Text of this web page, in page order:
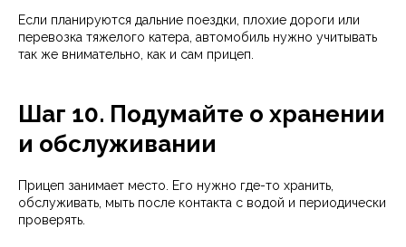
Если планируются дальние поездки, плохие дороги или
перевозка тяжелого катера, автомобиль нужно учитывать
так же внимательно, как и сам прицеп.
Шаг 10. Подумайте о хранении
и обслуживании
Прицеп занимает место. Его нужно где-то хранить,
обслуживать, мыть после контакта с водой и периодически
проверять.